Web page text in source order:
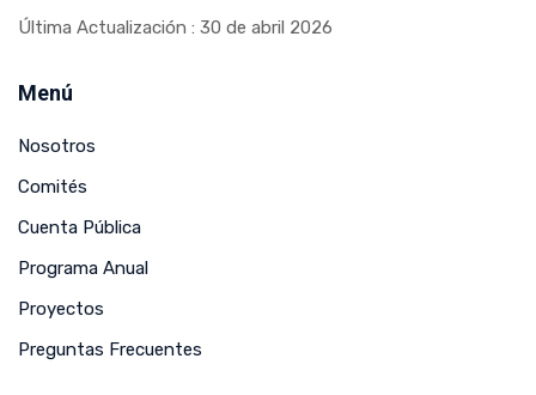
Última Actualización : 30 de abril 2026
Menú
Nosotros
Comités
Cuenta Pública
Programa Anual
Proyectos
Preguntas Frecuentes